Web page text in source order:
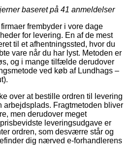
baseret på 41 anmeldelser
frembyder i vore dage
for levering. En af de mest
til et afhentningssted, hvor du
vare når du har lyst. Metoden er
og i mange tilfælde derudover
ved køb af Lundhags –
over at bestille ordren til levering
arbejdsplads. Fragtmetoden bliver
men derudover meget
leveringsudgave er
ordren, som desværre står og
dig nærved e-forhandlerens